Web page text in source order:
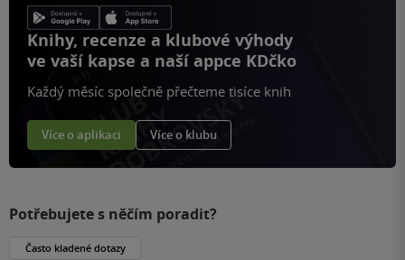
Knihy, recenze a klubové výhody
ve vaší kapse a naší appce KDčko
Každý měsíc společně přečteme tisíce knih
Více o aplikaci Více o klubu
Potřebujete s něčím poradit?
Často kladené dotazy